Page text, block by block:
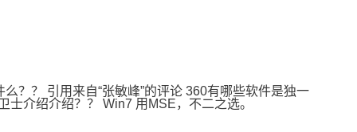
？？ 引用来自“张敏峰”的评论 360有哪些软件是独一
介绍介绍？？ Win7 用MSE，不二之选。